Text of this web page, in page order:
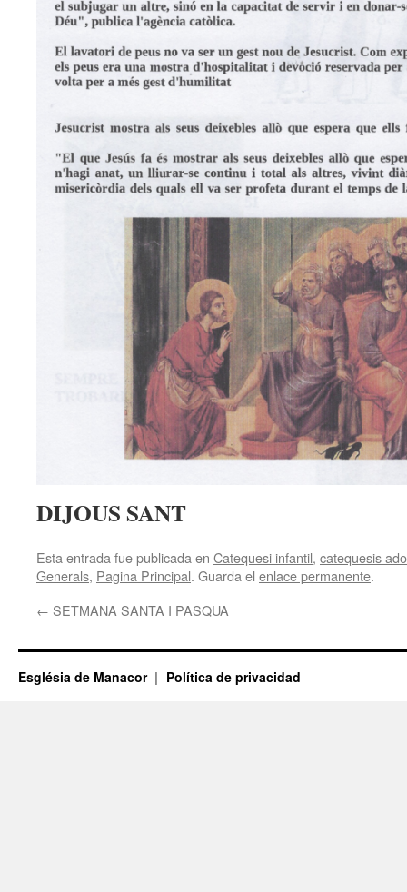
DIJOUS SANT
Esta entrada fue publicada en Catequesi infantil, catequesis
Generals, Pagina Principal. Guarda el enlace permanente.
← SETMANA SANTA I PASQUA
Església de Manacor Política de privacidad